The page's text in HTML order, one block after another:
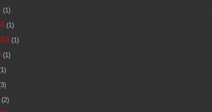
(1)
(1)
(1)
(1)
(2)